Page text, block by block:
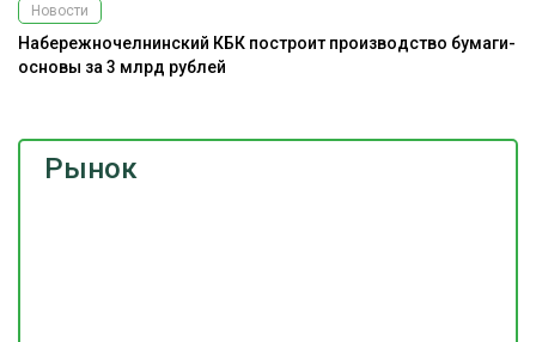
Рынок
Новости
Набережночелнинский КБК построит производство бумаги-
основы за 3 млрд рублей